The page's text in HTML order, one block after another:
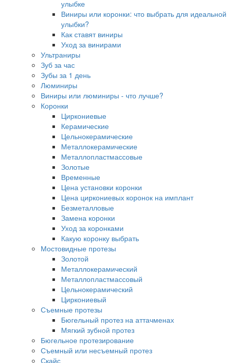
улыбке
Виниры или коронки: что выбрать для идеальной
улыбки?
Как ставят виниры
Уход за винирами
Ультраниры
Зуб за час
Зубы за 1 день
Люминиры
Виниры или люминиры - что лучше?
Коронки
Циркониевые
Керамические
Цельнокерамические
Металлокерамические
Металлопластмассовые
Золотые
Временные
Цена установки коронки
Цена циркониевых коронок на имплант
Безметалловые
Замена коронки
Уход за коронками
Какую коронку выбрать
Мостовидные протезы
Золотой
Металлокерамический
Металлопластмассовый
Цельнокерамический
Циркониевый
Съемные протезы
Бюгельный протез на аттачменах
Мягкий зубной протез
Бюгельное протезирование
Съемный или несъемный протез
Скайс